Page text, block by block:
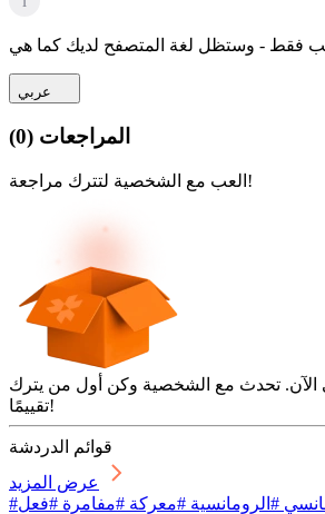
عربي
المراجعات (
0
)
العب مع الشخصية لتترك مراجعة!
الآن. تحدث مع الشخصية وكن أول من يترك
تقييمًا!
قوائم الدردشة
عرض المزيد
#الرومانسية #معركة #مفامرة #فعل